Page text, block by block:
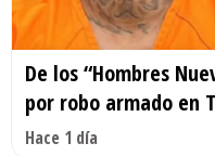
De los “Hombres
por robo armado en
Hace 1 día